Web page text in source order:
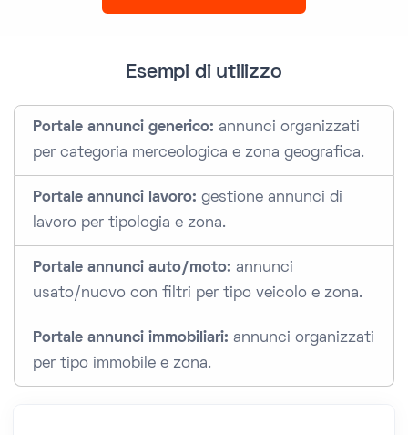
Esempi di utilizzo
Portale annunci generico: annunci organizzati
per categoria merceologica e zona geografica.
Portale annunci lavoro: gestione annunci di
lavoro per tipologia e zona.
Portale annunci auto/moto: annunci
usato/nuovo con filtri per tipo veicolo e zona.
Portale annunci immobiliari: annunci organizzati
per tipo immobile e zona.